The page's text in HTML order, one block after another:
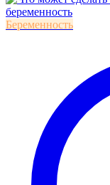
Беременность